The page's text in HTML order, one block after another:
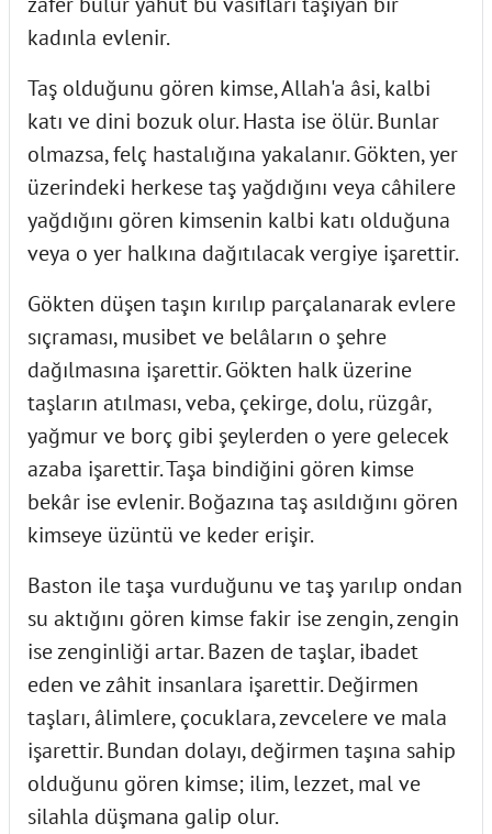
kadınla evlenir.
Taş olduğunu gören kimse, Allah'a âsi, kalbi
katı ve dini bozuk olur. Hasta ise ölür. Bunlar
olmazsa, felç hastalığına yakalanır. Gökten, yer
üzerindeki herkese taş yağdığını veya câhilere
yağdığını gören kimsenin kalbi katı olduğuna
veya o yer halkına dağıtılacak vergiye işarettir.
Gökten düşen taşın kırılıp parçalanarak evlere
sıçraması, musibet ve belâların o şehre
dağılmasına işarettir. Gökten halk üzerine
taşların atılması, veba, çekirge, dolu, rüzgâr,
yağmur ve borç gibi şeylerden o yere gelecek
azaba işarettir. Taşa bindiğini gören kimse
bekâr ise evlenir. Boğazına taş asıldığını gören
kimseye üzüntü ve keder erişir.
Baston ile taşa vurduğunu ve taş yarılıp ondan
su aktığını gören kimse fakir ise zengin, zengin
ise zenginliği artar. Bazen de taşlar, ibadet
eden ve zâhit insanlara işarettir. Değirmen
taşları, âlimlere, çocuklara, zevcelere ve mala
işarettir. Bundan dolayı, değirmen taşına sahip
olduğunu gören kimse; ilim, lezzet, mal ve
silahla düşmana galip olur.